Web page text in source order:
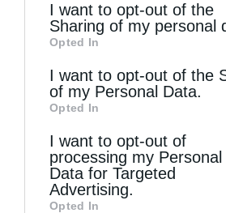
information by third parties
of downstream participants.
information may also be
third parties on theIAB’s
Downstream Participants
disclose it to other third
I want to opt-out of the
Sharing of my personal
Opted In
I want to opt-out of the
of my Personal Data.
Opted In
I want to opt-out of
processing my Personal
Data for Targeted
Advertising.
Opted In
Εκκλησία